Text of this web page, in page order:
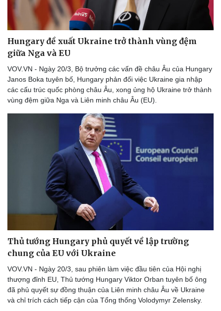
Đọc truyện đêm khuya
Cửa sổ tình yêu
Kể chuyện cho bé
Hạt giống tâm hồn
Hungary đề xuất Ukraine trở thành vùng đệm
giữa Nga và EU
VOV.VN - Ngày 20/3, Bộ trưởng các vấn đề châu Âu của Hungary
Janos Boka tuyên bố, Hungary phản đối việc Ukraine gia nhập
các cấu trúc quốc phòng châu Âu, xong ủng hộ Ukraine trở thành
vùng đệm giữa Nga và Liên minh châu Âu (EU).
Thủ tướng Hungary phủ quyết về lập trường
chung của EU với Ukraine
VOV.VN - Ngày 20/3, sau phiên làm việc đầu tiên của Hội nghị
thượng đỉnh EU, Thủ tướng Hungary Viktor Orban tuyên bố ông
đã phủ quyết sự đồng thuận của Liên minh châu Âu về Ukraine
và chỉ trích cách tiếp cận của Tổng thống Volodymyr Zelensky.